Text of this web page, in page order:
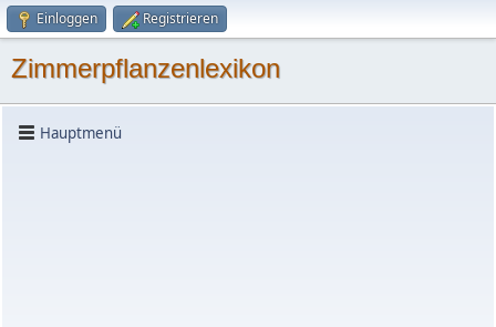
Einloggen Registrieren
Zimmerpflanzenlexikon
Hauptmenü